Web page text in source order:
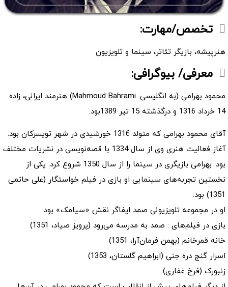
تخصص/مهارت:
هنرپیشه، بازیگر تئاتر، سینما و تلویزیون
معرفی/ بیوگرافی:
محمود بهرامی (به انگلیسی: Mahmoud Bahrami) هنرمند ایرانی، زاده
14 خرداد 1316 و درگذشته 15 تیر 1389بود.
آقای محمود بهرامی که متولد 1316 خورشیدی در شهر تویسرکان بود.
آغاز فعالیت هنری وی از سال 1334 با قصه‌نویسی در نشریات مختلف
بود. بهرامی بازیگری در سینما را از سال 1350 شروع کرد. یکی از
نخستین تجربه‌های سینمایی او بازی در فیلم خواستگار (علی حاتمی
1351) بود.
او در مجموعه تلویزیونی صمد ایفاگر نقش «سیامک» بود.
بازی در فیلم‌های : صمد به مدرسه می‌رود (پرویز صیاد، 1351)
خانه قمرخانم (بهمن فرمان‌آرا، 1351)
اسرار گنج دره جنی (ابراهیم گلستان، 1353)
زنبورک (فرخ غفاری)